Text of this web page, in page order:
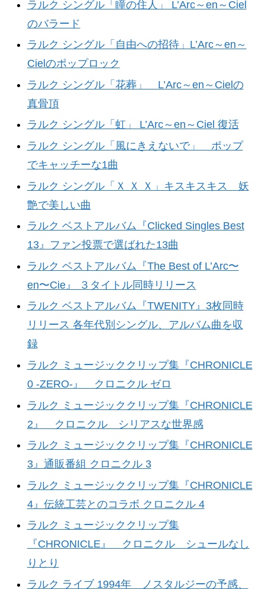
ラルク シングル「瞳の住人」 L’Arc～en～Ciel
のバラード
ラルク シングル「自由への招待」L’Arc～en～
Cielのポップロック
ラルク シングル「花葬」 L’Arc～en～Cielの
真骨頂
ラルク シングル「虹」 L’Arc～en～Ciel 復活
ラルク シングル「風にきえないで」 ポップ
でキャッチーな1曲
ラルク シングル「Ｘ Ｘ Ｘ」キスキスキス 妖
艶で美しい曲
ラルク ベストアルバム『Clicked Singles Best
13』ファン投票で選ばれた13曲
ラルク ベストアルバム『The Best of L’Arc〜
en〜Cie』 ３タイトル同時リリース
ラルク ベストアルバム『TWENITY』3枚同時
リリース 各年代別シングル、アルバム曲を収
録
ラルク ミュージッククリップ集『CHRONICLE
0 -ZERO-』 クロニクル ゼロ
ラルク ミュージッククリップ集『CHRONICLE
2』 クロニクル シリアスな世界感
ラルク ミュージッククリップ集『CHRONICLE
3』通販番組 クロニクル 3
ラルク ミュージッククリップ集『CHRONICLE
4』伝統工芸とのコラボ クロニクル 4
ラルク ミュージッククリップ集
『CHRONICLE』 クロニクル シュールなし
りとり
ラルク ライブ 1994年 ノスタルジーの予感、